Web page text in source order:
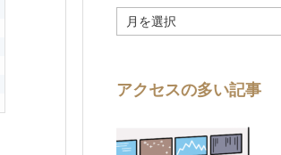
歴
アクセスの多い記事